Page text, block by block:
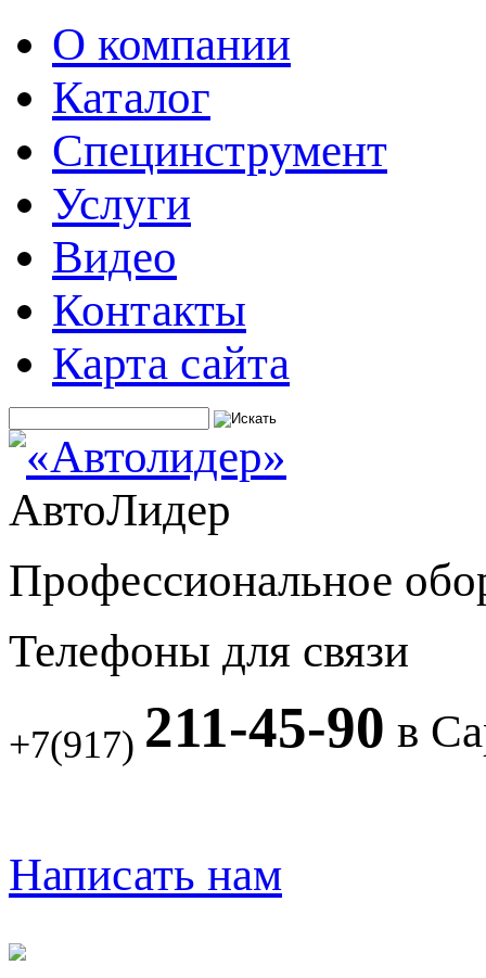
О компании
Каталог
Специнструмент
Услуги
Видео
Контакты
Карта сайта
АвтоЛидер
Профессиональное
Телефоны для связи
+7(917) 211-45-90 в
Написать нам